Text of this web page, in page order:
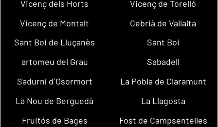
Vicenç dels Horts
Vicenç de Torelló
Vicenç de Montalt
Cebrià de Vallalta
Sant Boi de Lluçanès
Sant Boi
artomeu del Grau
Sabadell
Sadurní d´Osormort
La Pobla de Claramunt
La Nou de Berguedà
La Llagosta
Fruitós de Bages
Fost de Campsentelles